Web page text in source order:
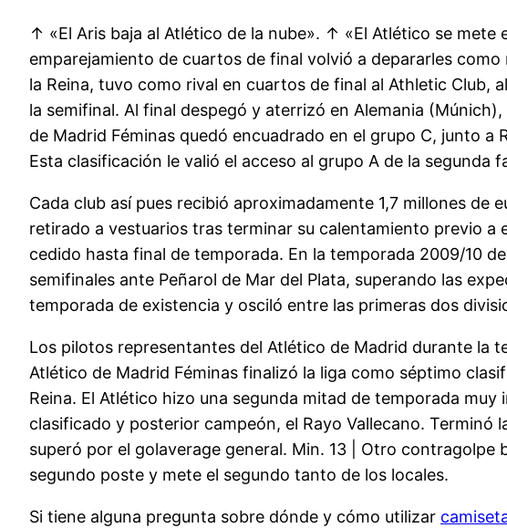
↑ «El Aris baja al Atlético de la nube». ↑ «El Atlético se mete
emparejamiento de cuartos de final volvió a depararles
la Reina, tuvo como rival en cuartos de final al Athletic Club,
la semifinal. Al final despegó y aterrizó en Alemania
de Madrid Féminas quedó encuadrado en el grupo C, junto a
Esta clasificación le valió el acceso al grupo A de la segunda
Cada club así pues recibió aproximadamente 1,7 millones
retirado a vestuarios tras terminar su calentamiento previo
cedido hasta final de temporada. En la temporada 2009/10
semifinales ante Peñarol de Mar del Plata, superando las
temporada de existencia y osciló entre las primeras dos
Los pilotos representantes del Atlético de Madrid durante la
Atlético de Madrid Féminas finalizó la liga como séptimo
Reina. El Atlético hizo una segunda mitad de temporada
clasificado y posterior campeón, el Rayo Vallecano.
superó por el golaverage general. Min. 13 | Otro
segundo poste y mete el segundo tanto de los locales.
Si tiene alguna pregunta sobre dónde y cómo utilizar